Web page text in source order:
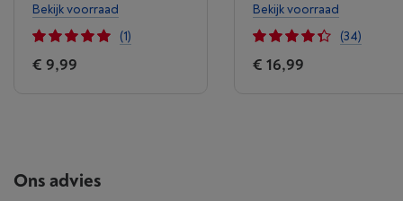
Bekijk voorraad
(1)
€ 9,99
Bekijk voorraad
(34)
€ 16,99
Ons advies